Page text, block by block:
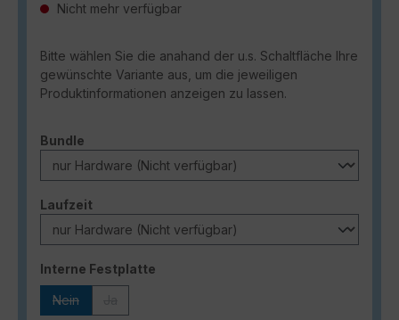
Nicht mehr verfügbar
Bitte wählen Sie die anahand der u.s. Schaltfläche Ihre
gewünschte Variante aus, um die jeweiligen
Produktinformationen anzeigen zu lassen.
Bundle
Laufzeitauswählen
Interne Festplatte
Nein